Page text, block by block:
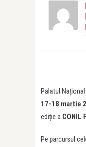
Palatul
17-18 martie
ediție a CONIL
Pe parcursul